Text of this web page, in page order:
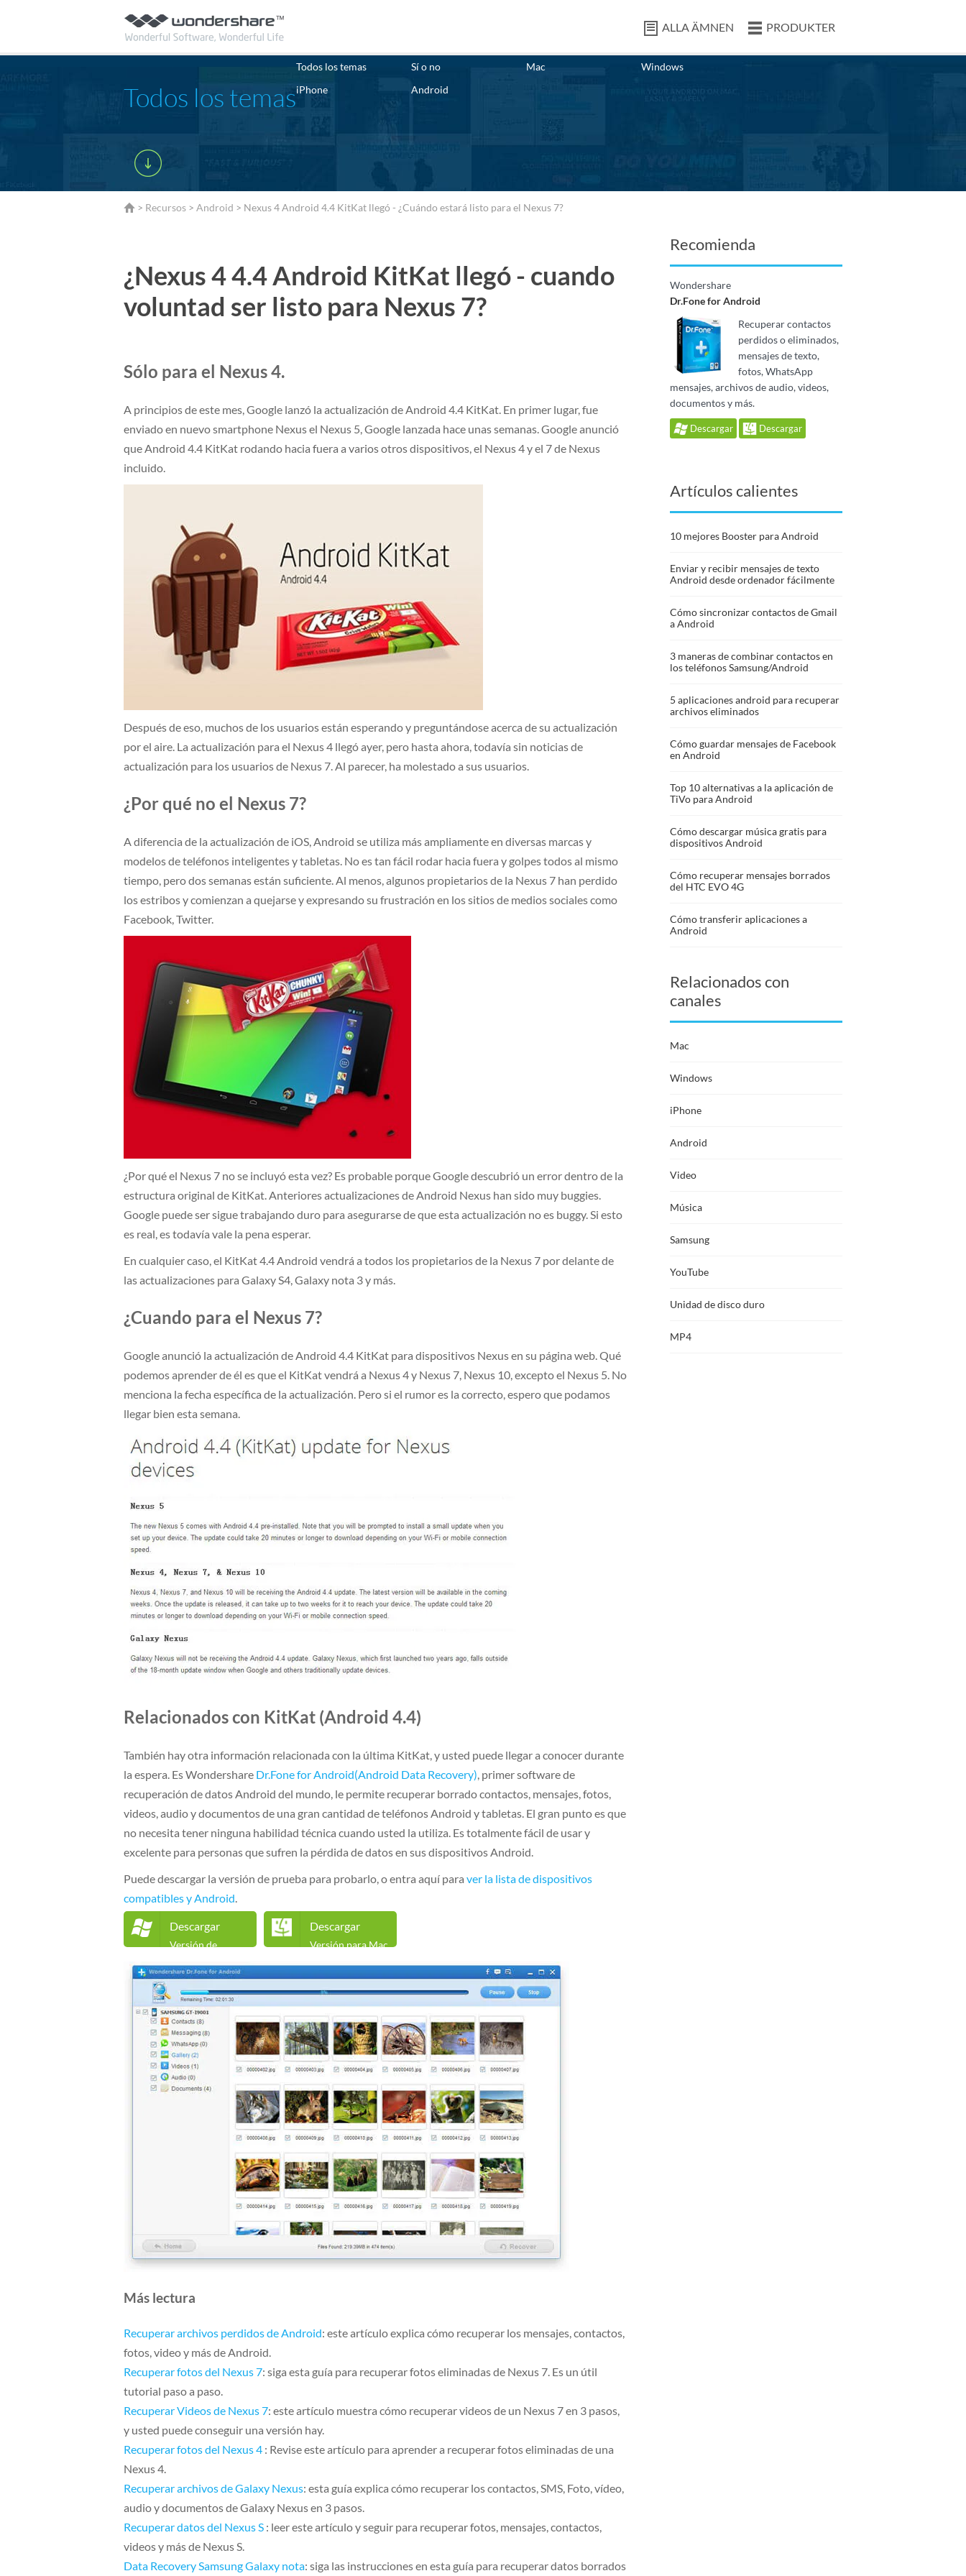
ALLA ÄMNEN PRODUKTER
Todos los temas
Todos los temas Sí o no Mac
Windows
iPhone
Android
> Recursos > Android > Nexus 4 Android 4.4 KitKat llegó - ¿Cuándo estará listo para el Nexus 7?
¿Nexus 4 4.4 Android KitKat llegó - cuando
voluntad ser listo para Nexus 7?
Sólo para el Nexus 4.
A principios de este mes, Google lanzó la actualización de Android 4.4 KitKat. En primer lugar, fue
enviado en nuevo smartphone Nexus el Nexus 5, Google lanzada hace unas semanas. Google anunció
que Android 4.4 KitKat rodando hacia fuera a varios otros dispositivos, el Nexus 4 y el 7 de Nexus
incluido.
Después de eso, muchos de los usuarios están esperando y preguntándose acerca de su actualización
por el aire. La actualización para el Nexus 4 llegó ayer, pero hasta ahora, todavía sin noticias de
actualización para los usuarios de Nexus 7. Al parecer, ha molestado a sus usuarios.
¿Por qué no el Nexus 7?
A diferencia de la actualización de iOS, Android se utiliza más ampliamente en diversas marcas y
modelos de teléfonos inteligentes y tabletas. No es tan fácil rodar hacia fuera y golpes todos al mismo
tiempo, pero dos semanas están suficiente. Al menos, algunos propietarios de la Nexus 7 han perdido
los estribos y comienzan a quejarse y expresando su frustración en los sitios de medios sociales como
Facebook, Twitter.
¿Por qué el Nexus 7 no se incluyó esta vez? Es probable porque Google descubrió un error dentro de la
estructura original de KitKat. Anteriores actualizaciones de Android Nexus han sido muy buggies.
Google puede ser sigue trabajando duro para asegurarse de que esta actualización no es buggy. Si esto
es real, es todavía vale la pena esperar.
En cualquier caso, el KitKat 4.4 Android vendrá a todos los propietarios de la Nexus 7 por delante de
las actualizaciones para Galaxy S4, Galaxy nota 3 y más.
¿Cuando para el Nexus 7?
Google anunció la actualización de Android 4.4 KitKat para dispositivos Nexus en su página web. Qué
podemos aprender de él es que el KitKat vendrá a Nexus 4 y Nexus 7, Nexus 10, excepto el Nexus 5. No
menciona la fecha específica de la actualización. Pero si el rumor es la correcto, espero que podamos
llegar bien esta semana.
Relacionados con KitKat (Android 4.4)
También hay otra información relacionada con la última KitKat, y usted puede llegar a conocer durante
la espera. Es Wondershare Dr.Fone for Android(Android Data Recovery), primer software de
recuperación de datos Android del mundo, le permite recuperar borrado contactos, mensajes, fotos,
videos, audio y documentos de una gran cantidad de teléfonos Android y tabletas. El gran punto es que
no necesita tener ninguna habilidad técnica cuando usted la utiliza. Es totalmente fácil de usar y
excelente para personas que sufren la pérdida de datos en sus dispositivos Android.
Puede descargar la versión de prueba para probarlo, o entra aquí para ver la lista de dispositivos
compatibles y Android.
Descargar
Versión de
Descargar
Versión para Mac
Más lectura
Recuperar archivos perdidos de Android: este artículo explica cómo recuperar los mensajes, contactos,
fotos, video y más de Android.
Recuperar fotos del Nexus 7: siga esta guía para recuperar fotos eliminadas de Nexus 7. Es un útil
tutorial paso a paso.
Recuperar Videos de Nexus 7: este artículo muestra cómo recuperar videos de un Nexus 7 en 3 pasos,
y usted puede conseguir una versión hay.
Recuperar fotos del Nexus 4 : Revise este artículo para aprender a recuperar fotos eliminadas de una
Nexus 4.
Recuperar archivos de Galaxy Nexus: esta guía explica cómo recuperar los contactos, SMS, Foto, vídeo,
audio y documentos de Galaxy Nexus en 3 pasos.
Recuperar datos del Nexus S : leer este artículo y seguir para recuperar fotos, mensajes, contactos,
videos y más de Nexus S.
Data Recovery Samsung Galaxy nota: siga las instrucciones en esta guía para recuperar datos borrados
Recomienda
Wondershare
Dr.Fone for Android
Recuperar contactos
perdidos o eliminados,
mensajes de texto,
fotos, WhatsApp
mensajes, archivos de audio, videos,
documentos y más.
Descargar Descargar
Artículos calientes
10 mejores Booster para Android
Enviar y recibir mensajes de texto
Android desde ordenador fácilmente
Cómo sincronizar contactos de Gmail
a Android
3 maneras de combinar contactos en
los teléfonos Samsung/Android
5 aplicaciones android para recuperar
archivos eliminados
Cómo guardar mensajes de Facebook
en Android
Top 10 alternativas a la aplicación de
TiVo para Android
Cómo descargar música gratis para
dispositivos Android
Cómo recuperar mensajes borrados
del HTC EVO 4G
Cómo transferir aplicaciones a
Android
Relacionados con
canales
Mac
Windows
iPhone
Android
Video
Música
Samsung
YouTube
Unidad de disco duro
MP4